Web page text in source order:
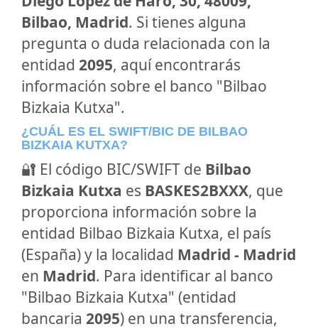
Bilbao, Madrid. Si tienes alguna
pregunta o duda relacionada con la
entidad 2095, aquí encontrarás
información sobre el banco "Bilbao
Bizkaia Kutxa".
¿CUÁL ES EL SWIFT/BIC DE BILBAO
BIZKAIA KUTXA?
🔐 El código BIC/SWIFT de Bilbao
Bizkaia Kutxa es BASKES2BXXX, que
proporciona información sobre la
entidad Bilbao Bizkaia Kutxa, el país
(España) y la localidad Madrid - Madrid
en Madrid. Para identificar al banco
"Bilbao Bizkaia Kutxa" (entidad
bancaria 2095) en una transferencia,